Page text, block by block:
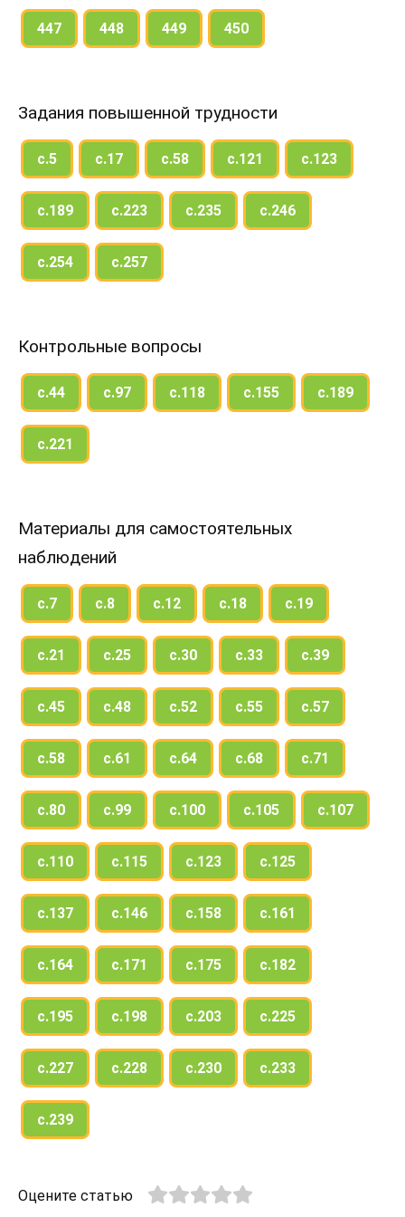
447 448 449 450
Задания повышенной трудности
с.5 с.17 с.58 с.121 с.123
с.189 с.223 с.235 с.246
с.254 с.257
Контрольные вопросы
с.44 с.97 с.118 с.155 с.189
с.221
Материалы для самостоятельных
наблюдений
с.7 с.8 с.12 с.18 с.19
с.21 с.25 с.30 с.33 с.39
с.45 с.48 с.52 с.55 с.57
с.58 с.61 с.64 с.68 с.71
с.80 с.99 с.100 с.105 с.107
с.110 с.115 с.123 с.125
с.137 с.146 с.158 с.161
с.164 с.171 с.175 с.182
с.195 с.198 с.203 с.225
с.227 с.228 с.230 с.233
с.239
Оцените статью